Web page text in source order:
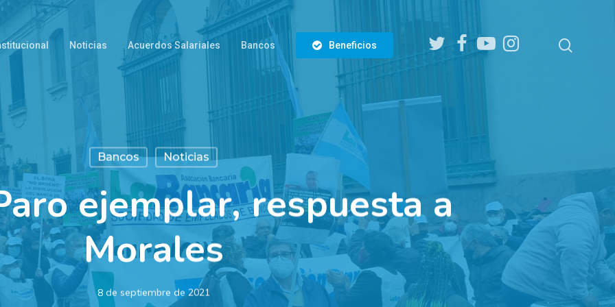
Noticias Acuerdos Salariales Bancos Beneficios
twitter facebookyoutubeinstagram
Bancos Noticias
ejemplar, respuesta a
Morales
8 de septiembre de 2021